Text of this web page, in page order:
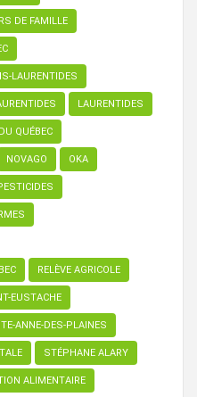
DE FAMILLE
LAURENTIDES
LAURENTIDES
QUÉBEC
NOVAGO OKA
RELÈVE AGRICOLE
EUSTACHE
ANNE-DES-PLAINES
STÉPHANE ALARY
ALIMENTAIRE